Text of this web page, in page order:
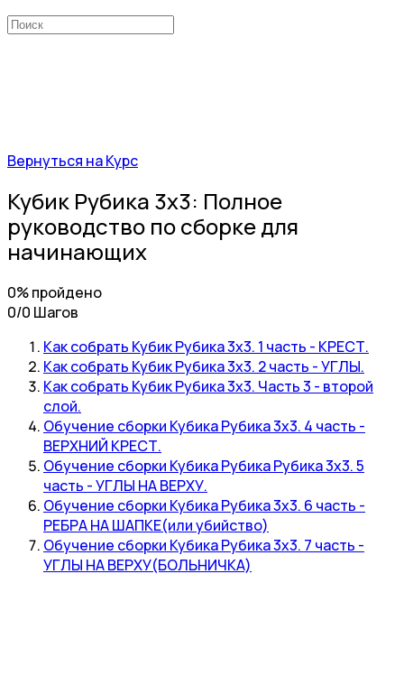
Искать:
Вернуться на Курс
Кубик Рубика 3х3: Полное
руководство по сборке для
начинающих
0% пройдено
0/0 Шагов
Как собрать Кубик Рубика 3х3. 1 часть - КРЕСТ.
Как собрать Кубик Рубика 3х3. 2 часть - УГЛЫ.
Как собрать Кубик Рубика 3х3. Часть 3 - второй
слой.
Обучение сборки Кубика Рубика 3х3. 4 часть -
ВЕРХНИЙ КРЕСТ.
Обучение сборки Кубика Рубика Рубика 3х3. 5
часть - УГЛЫ НА ВЕРХУ.
Обучение сборки Кубика Рубика 3х3. 6 часть -
РЕБРА НА ШАПКЕ(или убийство)
Обучение сборки Кубика Рубика 3х3. 7 часть -
УГЛЫ НА ВЕРХУ(БОЛЬНИЧКА)